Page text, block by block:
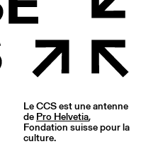
Le CCS est une antenne
de Pro Helvetia,
Fondation suisse pour la
culture.